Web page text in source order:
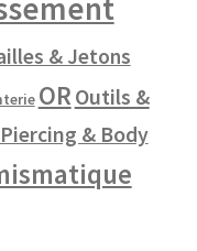
& Jetons
OR Outils &
Piercing & Body